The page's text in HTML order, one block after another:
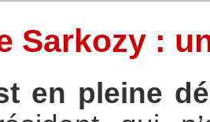
Sarkozy :
en pleine